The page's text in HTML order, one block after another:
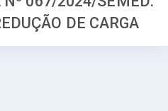
DE CARGA